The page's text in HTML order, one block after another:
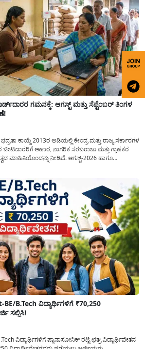
ಗಮನಕ್ಕೆ: ಆಗಸ್ಟ್ ಮತ್ತು ಸೆಪ್ಟೆಂಬರ್ ತಿಂಗಳ
ಕಾಯ್ದೆ 2013ರ ಅಡಿಯಲ್ಲಿ ಕೇಂದ್ರ ಮತ್ತು ರಾಜ್ಯ ಸರ್ಕಾರಗಳ
ಆಹಾರ, ನಾಗರಿಕ ಸರಬರಾಜು ಮತ್ತು ಗ್ರಾಹಕರ
ಮಾಹಿತಿಯೊಂದನ್ನು ನೀಡಿದೆ. ಆಗಸ್ಟ್-2026 ಹಾಗೂ
B.Tech ವಿದ್ಯಾರ್ಥಿಗಳಿಗೆ ₹70,250
ಸಲ್ಲಿಸಿ!
ವಿದ್ಯಾರ್ಥಿಗಳಿಗೆ ಪ್ಯಾನಾಸೋನಿಕ್ ರಟ್ಟಿ ಛತ್ರ್ ವಿದ್ಯಾರ್ಥಿವೇತನ